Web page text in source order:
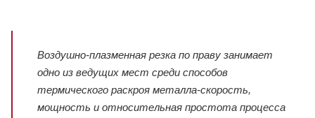
Воздушно-плазменная резка по праву занимает
одно из ведущих мест среди способов
термического раскроя металла-скорость,
мощность и относительная простота процесса